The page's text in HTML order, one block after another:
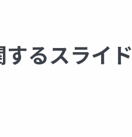
るスライド